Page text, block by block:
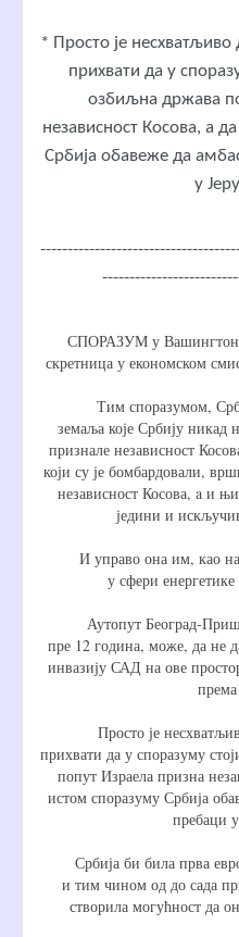
* Просто је
прихвати да у
озбиљна држава
независност Косова, а
Србија обавеже да
у
СПОРАЗУМ у Вашингтону
скретница у економском
Тим споразумом,
земаља које Србију никад
признале независност
који су је бомбардовали,
независност Косова, a и
једини и
И управо она им, као на
у сфери
Аутопут Београд-
пре 12 година, може, да не
инвазију САД на ове
Просто је
прихвати да у споразуму
попут Израела призна
истом споразуму Србија
пребаци
Србија би била прва
и тим чином од до сада
створила могућност да